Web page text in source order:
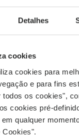
Detalhes
cookies
cookies para
e para fins
os cookies",
cookies pré-
qualquer
Cookies".
temporária da
31 de dezembro de
III de 0,50% para
para 0,25%
de 0,825%
de 0,65% para
esta medida
à atual